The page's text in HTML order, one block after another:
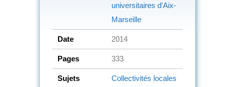
universitaires d'Aix-
Marseille
Date 2014
Pages 333
Sujets
Collectivités locales